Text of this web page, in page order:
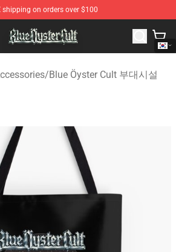
shipping on orders over $100
Store - Official Blue Öyster Cult
/Blue Öyster Cult 부대시설